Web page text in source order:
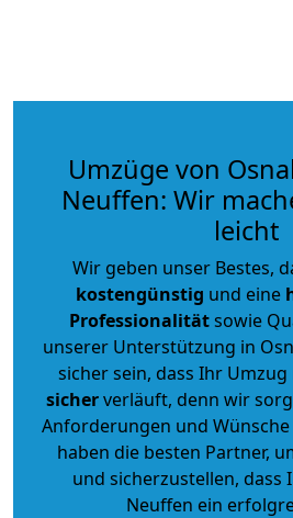
Umzüge von
Neuffen: Wir
leicht
Wir geben unser Bestes,
kostengünstig und eine
Professionalitätsowie
unserer Unterstützung in
sicher sein, dass Ihr Umzug
sicherverläuft, denn wir
Anforderungen und
haben die besten Partner,
und sicherzustellen, dass
Neuffen ein